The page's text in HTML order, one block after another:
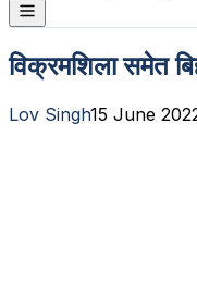
विक्रमशिला समेत
Lov Singh15 June